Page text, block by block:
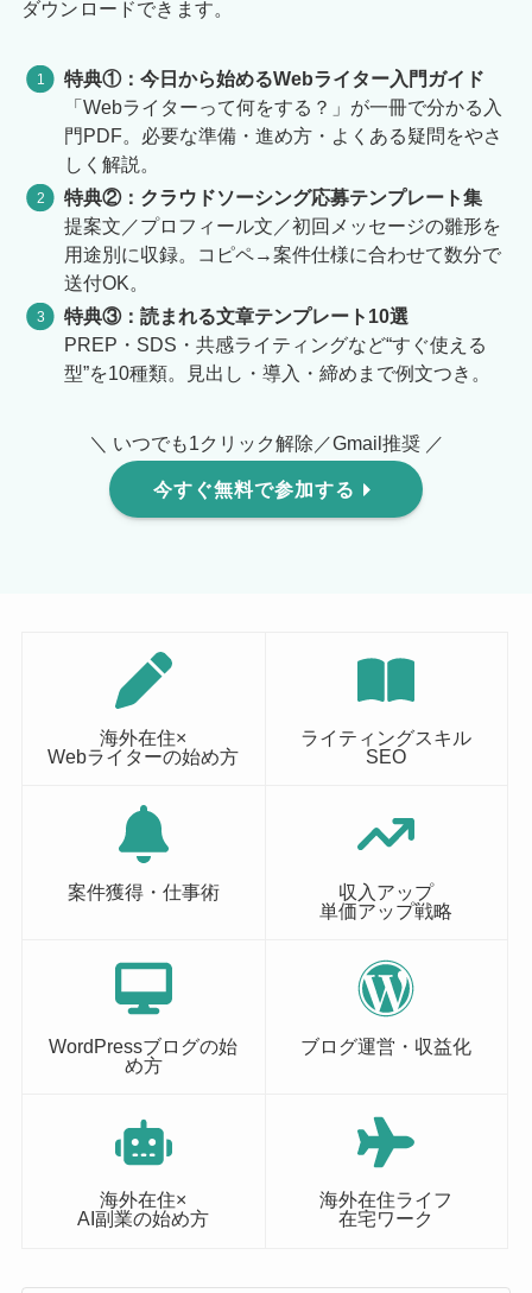
ダウンロードできます。
特典①：今日から始めるWebライター入門ガイド
「Webライターって何をする？」が一冊で分かる入
門PDF。必要な準備・進め方・よくある疑問をやさ
しく解説。
特典②：クラウドソーシング応募テンプレート集
提案文／プロフィール文／初回メッセージの雛形を
用途別に収録。コピペ→案件仕様に合わせて数分で
送付OK。
特典③：読まれる文章テンプレート10選
PREP・SDS・共感ライティングなど“すぐ使える
型”を10種類。見出し・導入・締めまで例文つき。
＼ いつでも1クリック解除／Gmail推奨 ／
今すぐ無料で参加する
海外在住×
Webライターの始め方
ライティングスキル
SEO
案件獲得・仕事術
収入アップ
単価アップ戦略
WordPressブログの始
め方
ブログ運営・収益化
海外在住×
AI副業の始め方
海外在住ライフ
在宅ワーク